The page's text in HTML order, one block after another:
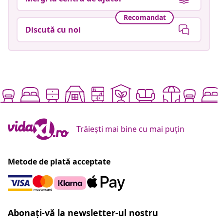
Recomandat
Discută cu noi
Trăiești mai bine cu mai puțin
Metode de plată acceptate
Abonați-vă la newsletter-ul nostru